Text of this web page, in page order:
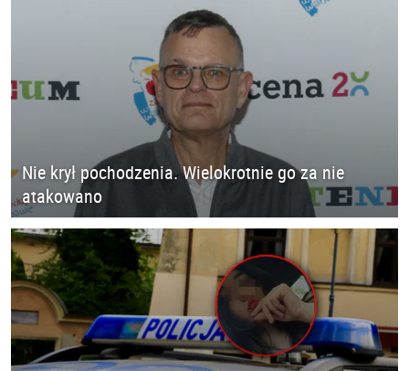
Nie krył pochodzenia. Wielokrotnie go za nie
atakowano